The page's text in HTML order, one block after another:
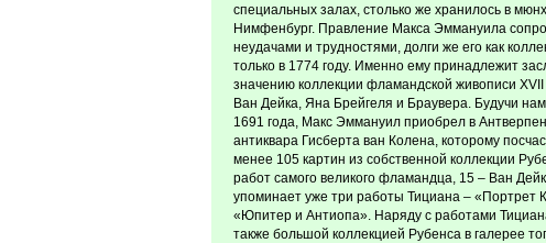
специальных залах, столько же хранилось в
Нимфенбург. Правление Макса Эммануила
неудачами и трудностями, долги же его как
только в 1774 году. Именно ему принадлежит
значению коллекции фламандской живописи
Ван Дейка, Яна Брейгеля и Браувера. Будучи
1691 года, Макс Эммануил приобрел в
антиквара Гисберта ван Колена, которому
менее 105 картин из собственной коллекции
работ самого великого фламандца, 15 – Ван
упоминает уже три работы Тициана – «Портрет
«Юпитер и Антиопа». Наряду с работами
также большой коллекцией Рубенса в галерее